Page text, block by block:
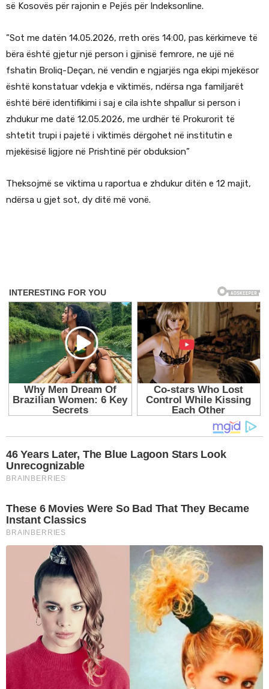
së Kosovës për rajonin e Pejës për Indeksonline.
”Sot me datën 14.05.2026, rreth orës 14:00, pas kërkimeve të
bëra është gjetur një person i gjinisë femrore, ne ujë në
fshatin Broliq-Deçan, në vendin e ngjarjës nga ekipi mjekësor
është konstatuar vdekja e viktimës, ndërsa nga familjarët
është bërë identifikimi i saj e cila ishte shpallur si person i
zhdukur me datë 12.05.2026, me urdhër të Prokurorit të
shtetit trupi i pajetë i viktimës dërgohet në institutin e
mjekësisë ligjore në Prishtinë për obduksion”
Theksojmë se viktima u raportua e zhdukur ditën e 12 majit,
ndërsa u gjet sot, dy ditë më vonë.